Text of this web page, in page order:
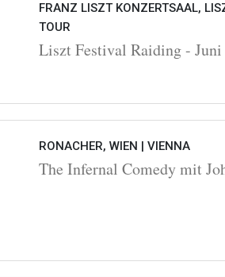
FRANZ LISZT KONZERTSAAL,
TOUR
Liszt Festival Raiding - Juni
RONACHER, WIEN | VIENNA
The Infernal Comedy mit